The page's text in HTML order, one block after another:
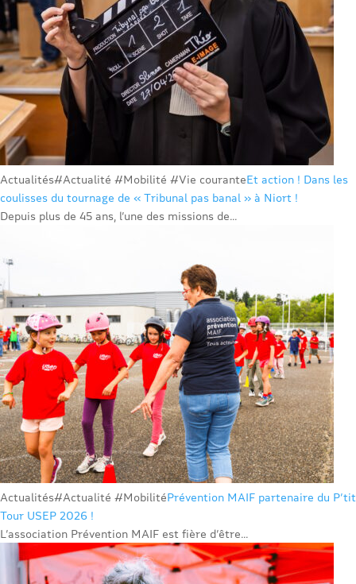
Actualités#Actualité #Mobilité #Vie couranteEt action ! Dans les
coulisses du tournage de « Tribunal pas banal » à Niort !
Depuis plus de 45 ans, l’une des missions de...
Actualités#Actualité #MobilitéPrévention MAIF partenaire du P’tit
Tour USEP 2026 !
L’association Prévention MAIF est fière d’être...